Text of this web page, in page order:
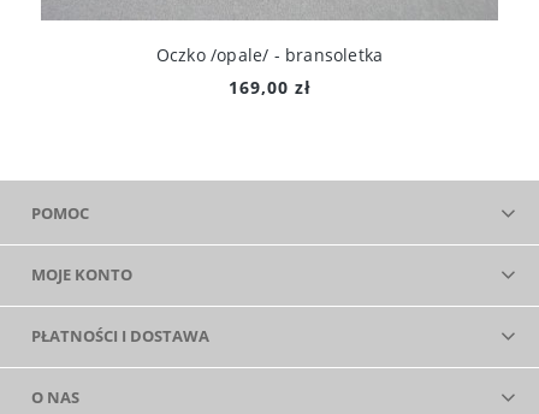
Oczko /opale/ - bransoletka
169,00 zł
POMOC
MOJE KONTO
PŁATNOŚCI I DOSTAWA
O NAS